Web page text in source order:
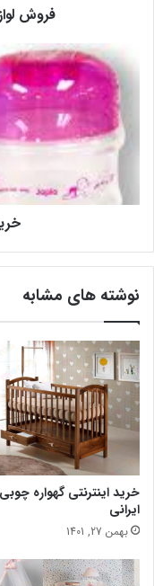
فروش
نوشته های مشابه
خرید اینترنتی گهواره
ایرانی
بهمن 27, 1401